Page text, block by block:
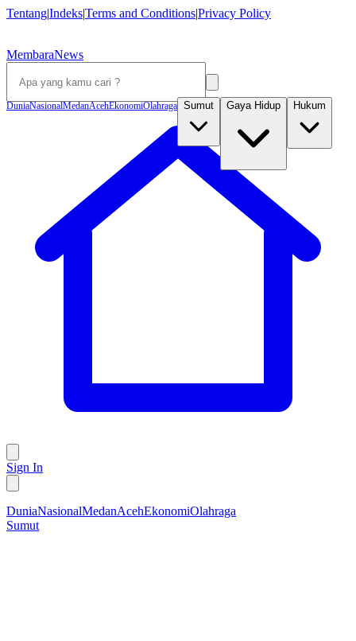
Tentang|Indeks|Terms and Conditions|Privacy Policy
MembaraNews
DuniaNasionalMedanAcehEkonomiOlahraga Sumut Gaya Hidup Hukum
Sign In
DuniaNasionalMedanAcehEkonomiOlahraga
Sumut